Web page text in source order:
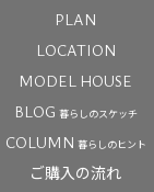
PLAN
LOCATION
MODEL HOUSE
BLOG 暮らしのスケッチ
COLUMN 暮らしのヒント
ご購入の流れ